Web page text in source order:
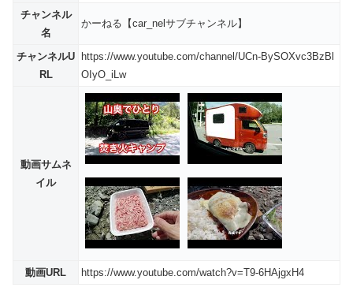
チャンネル
名
かーねる【car_nelサブチャンネル】
チャンネルU
RL
https://www.youtube.com/channel/UCn-BySOXvc3BzBl
OIyO_iLw
動画サムネ
イル
動画URL https://www.youtube.com/watch?v=T9-6HAjgxH4